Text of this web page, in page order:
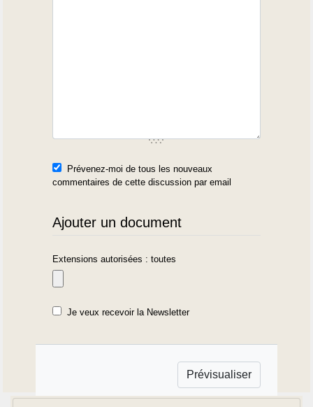
Prévenez-moi de tous les nouveaux
commentaires de cette discussion par email
Ajouter un document
Extensions autorisées : toutes
Je veux recevoir la Newsletter